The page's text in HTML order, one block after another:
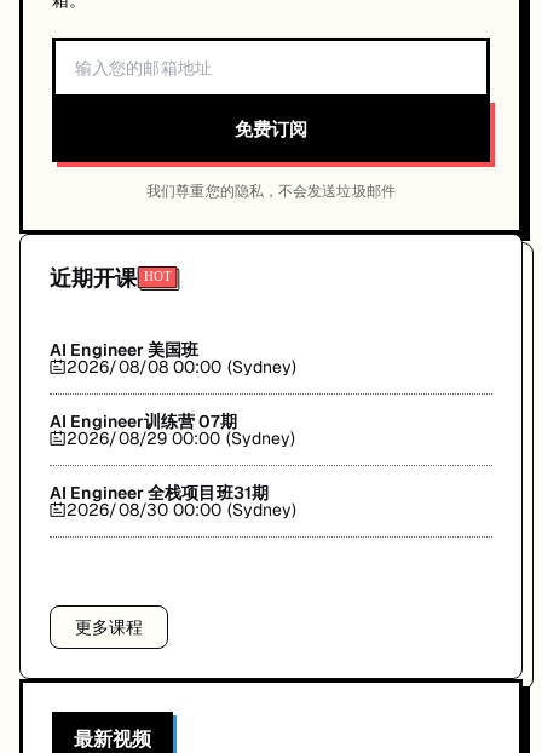
免费订阅
我们尊重您的隐私，不会发送垃圾邮件
近期开课
AI Engineer 美国班
2026/08/08 00:00 (Sydney)
AI Engineer训练营 07期
2026/08/29 00:00 (Sydney)
AI Engineer 全栈项目班31期
2026/08/30 00:00 (Sydney)
更多课程
最新视频